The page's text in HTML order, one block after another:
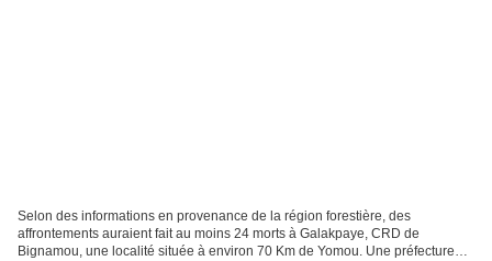
Selon des informations en provenance de la région forestière, des
affrontements auraient fait au moins 24 morts à Galakpaye, CRD de
Bignamou, une localité située à environ 70 Km de Yomou. Une préfecture